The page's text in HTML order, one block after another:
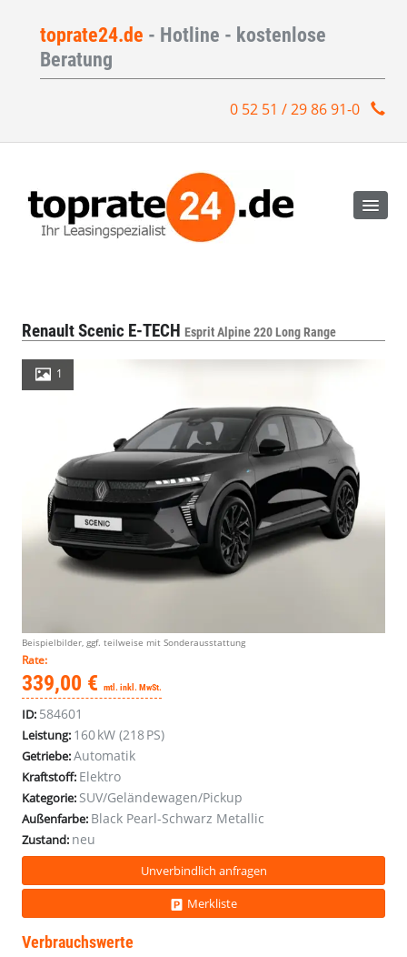
toprate24.de - Hotline - kostenlose
Beratung
0 52 51 / 29 86 91-0
Renault Scenic E-TECH Esprit Alpine 220 Long Range
1
Beispielbilder, ggf. teilweise mit Sonderausstattung
Rate:
339,00 € mtl. inkl. MwSt.
ID: 584601
Leistung: 160 kW (218 PS)
Getriebe:Automatik
Kraftstoff: Elektro
Kategorie: SUV/Geländewagen/Pickup
Außenfarbe: Black Pearl-Schwarz Metallic
Zustand: neu
Unverbindlich anfragen
Merkliste
Verbrauchswerte